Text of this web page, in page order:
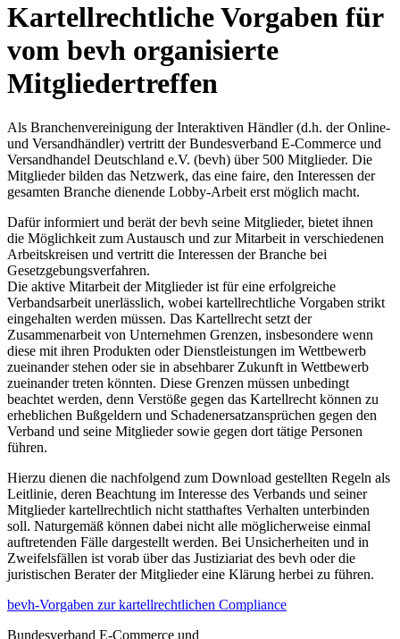
Kartellrechtliche Vorgaben für
vom bevh organisierte
Mitgliedertreffen
Als Branchenvereinigung der Interaktiven Händler (d.h. der Online-
und Versandhändler) vertritt der Bundesverband E-Commerce und
Versandhandel Deutschland e.V. (bevh) über 500 Mitglieder. Die
Mitglieder bilden das Netzwerk, das eine faire, den Interessen der
gesamten Branche dienende Lobby-Arbeit erst möglich macht.
Dafür informiert und berät der bevh seine Mitglieder, bietet ihnen
die Möglichkeit zum Austausch und zur Mitarbeit in verschiedenen
Arbeitskreisen und vertritt die Interessen der Branche bei
Gesetzgebungsverfahren.
Die aktive Mitarbeit der Mitglieder ist für eine erfolgreiche
Verbandsarbeit unerlässlich, wobei kartellrechtliche Vorgaben strikt
eingehalten werden müssen. Das Kartellrecht setzt der
Zusammenarbeit von Unternehmen Grenzen, insbesondere wenn
diese mit ihren Produkten oder Dienstleistungen im Wettbewerb
zueinander stehen oder sie in absehbarer Zukunft in Wettbewerb
zueinander treten könnten. Diese Grenzen müssen unbedingt
beachtet werden, denn Verstöße gegen das Kartellrecht können zu
erheblichen Bußgeldern und Schadenersatzansprüchen gegen den
Verband und seine Mitglieder sowie gegen dort tätige Personen
führen.
Hierzu dienen die nachfolgend zum Download gestellten Regeln als
Leitlinie, deren Beachtung im Interesse des Verbands und seiner
Mitglieder kartellrechtlich nicht statthaftes Verhalten unterbinden
soll. Naturgemäß können dabei nicht alle möglicherweise einmal
auftretenden Fälle dargestellt werden. Bei Unsicherheiten und in
Zweifelsfällen ist vorab über das Justiziariat des bevh oder die
juristischen Berater der Mitglieder eine Klärung herbei zu führen.
bevh-Vorgaben zur kartellrechtlichen Compliance
Bundesverband E-Commerce und